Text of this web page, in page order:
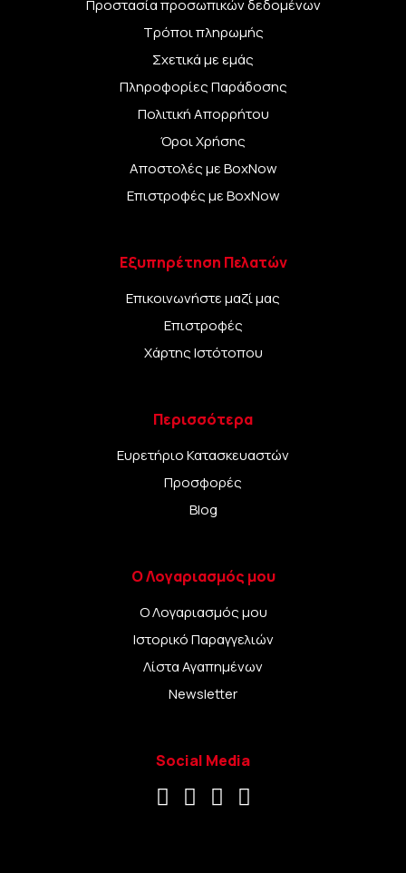
Προστασία προσωπικών δεδομένων
Τρόποι πληρωμής
Σχετικά με εμάς
Πληροφορίες Παράδοσης
Πολιτική Απορρήτου
Όροι Χρήσης
Αποστολές με BoxNow
Επιστροφές με BoxNow
Εξυπηρέτηση Πελατών
Επικοινωνήστε μαζί μας
Επιστροφές
Χάρτης Ιστότοπου
Περισσότερα
Ευρετήριο Κατασκευαστών
Προσφορές
Blog
Ο Λογαριασμός μου
Ο Λογαριασμός μου
Ιστορικό Παραγγελιών
Λίστα Αγαπημένων
Newsletter
Social Media